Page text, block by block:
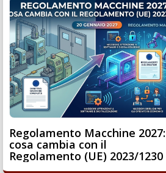
Regolamento Macchine 2027:
cosa cambia con il
Regolamento (UE) 2023/1230